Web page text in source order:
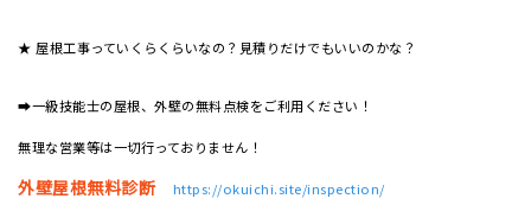
★ 屋根工事っていくらくらいなの？見積りだけでもいいのかな？
➡一級技能士の屋根、外壁の無料点検をご利用ください！
無理な営業等は一切行っておりません！
外壁屋根無料診断 https://okuichi.site/inspection/